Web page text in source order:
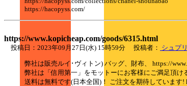
https://hacopyss.com/
https://www.kopicheap.com/goods/6315.html
投稿日：2023年09月27日(水) 15時59分 投稿者： シュプ
弊社は販売ルイ･ヴィトン) バッグ、財布、 https://
弊社は「信用第一」をモットーにお客様にご満足頂け
送料は無料です(日本全国)！ ご注文を期待しています!